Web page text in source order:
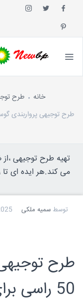
خانه طرح
تهیه طرح توجیهی
می کند.هر ایده ای تا
توسط سمیه ملکی
PM
طرح
50 راسی